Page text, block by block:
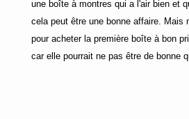
une boîte à montres qui a l'air bien et
cela peut être une bonne affaire. Mais
pour acheter la première boîte à bon
car elle pourrait ne pas être de bonne